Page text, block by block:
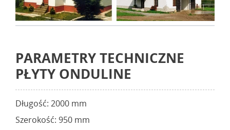
PARAMETRY TECHNICZNE
PŁYTY ONDULINE
Długość: 2000 mm
Szerokość: 950 mm